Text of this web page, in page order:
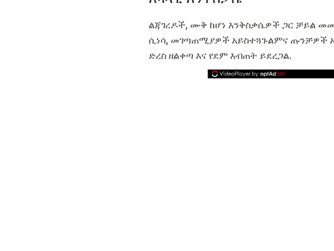
ልጃገረዶች, ሙቅ ከሆነ እንቅስቃሴዎች ጋር ቻይል
ሲነሳ, መገጣጠሚያዎች አይስተጓጉልምና ጡንቻዎች
ድረስ ዘልቀጣ እና የደም እብጠት ይደረጋል.